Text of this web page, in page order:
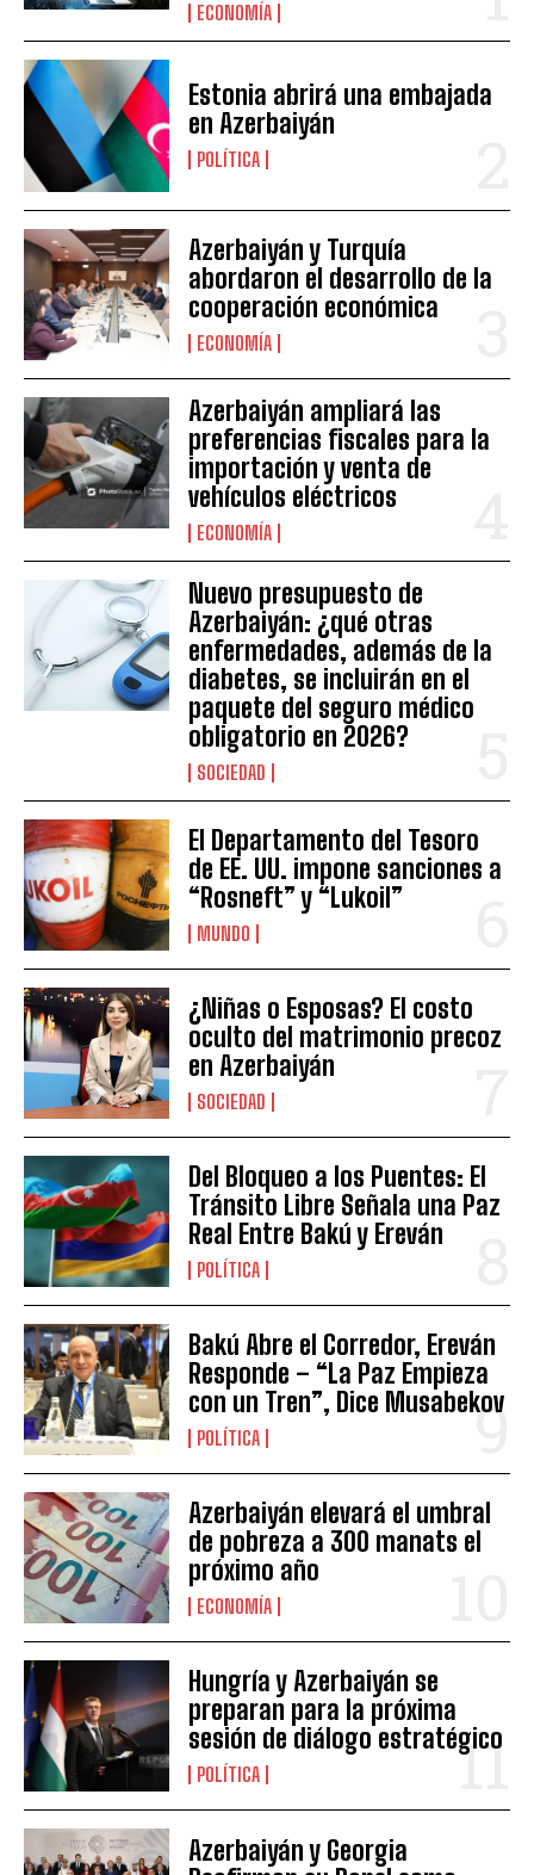
ECONOMÍA
Estonia abrirá una embajada
en Azerbaiyán
POLÍTICA
Azerbaiyán y Turquía
abordaron el desarrollo de la
cooperación económica
ECONOMÍA
Azerbaiyán ampliará las
preferencias fiscales para la
importación y venta de
vehículos eléctricos
ECONOMÍA
Nuevo presupuesto de
Azerbaiyán: ¿qué otras
enfermedades, además de la
diabetes, se incluirán en el
paquete del seguro médico
obligatorio en 2026?
SOCIEDAD
El Departamento del Tesoro
de EE. UU. impone sanciones a
“Rosneft” y “Lukoil”
MUNDO
¿Niñas o Esposas? El costo
oculto del matrimonio precoz
en Azerbaiyán
SOCIEDAD
Del Bloqueo a los Puentes: El
Tránsito Libre Señala una Paz
Real Entre Bakú y Ereván
POLÍTICA
Bakú Abre el Corredor, Ereván
Responde – “La Paz Empieza
con un Tren”, Dice Musabekov
POLÍTICA
Azerbaiyán elevará el umbral
de pobreza a 300 manats el
próximo año
ECONOMÍA
Hungría y Azerbaiyán se
preparan para la próxima
sesión de diálogo estratégico
POLÍTICA
Azerbaiyán y Georgia